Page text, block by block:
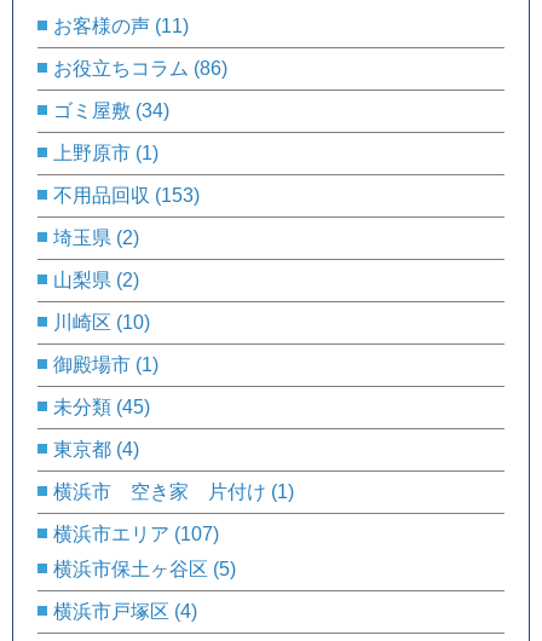
お客様の声 (11)
お役立ちコラム (86)
ゴミ屋敷 (34)
上野原市 (1)
不用品回収 (153)
埼玉県 (2)
山梨県 (2)
川崎区 (10)
御殿場市 (1)
未分類 (45)
東京都 (4)
横浜市 空き家 片付け (1)
横浜市エリア (107)
横浜市保土ヶ谷区 (5)
横浜市戸塚区 (4)